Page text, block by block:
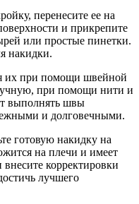
перенесите ее на
и прикрепите
или простые пинетки.
накидки.
их при помощи швейной
при помощи нити и
выполнять швы
и долговечными.
готовую накидку на
на плечи и имеет
корректировки
лучшего